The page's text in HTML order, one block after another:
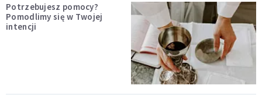
Potrzebujesz pomocy?
Pomodlimy się w Twojej
intencji